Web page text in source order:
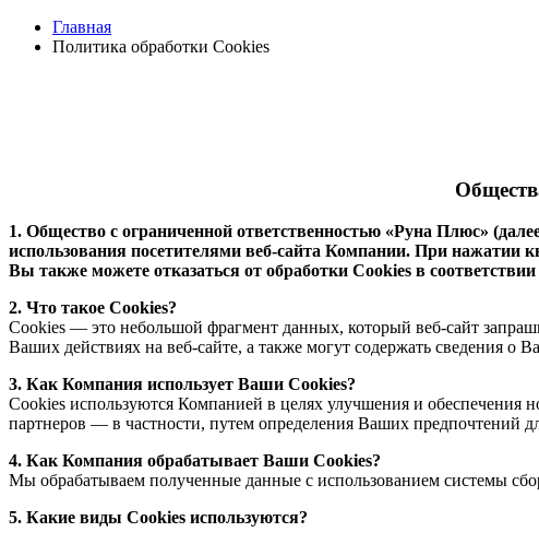
Главная
Политика обработки Cookies
1. Общество с ограниченной ответственностью «Руна Плюс»
использования посетителями веб-сайта Компании. При нажатии
Вы также можете отказаться от обработки Cookies в
2. Что такое Cookies?
Сookies — это небольшой фрагмент данных, который веб-сайт
Ваших действиях на веб-сайте, а также могут содержать сведения
3. Как Компания использует Ваши Cookies?
Cookies используются Компанией в целях улучшения и обеспечения
партнеров — в частности, путем определения Ваших предпочтений
4. Как Компания обрабатывает Ваши Cookies?
Мы обрабатываем полученные данные с использованием системы
5. Какие виды Сookies используются?